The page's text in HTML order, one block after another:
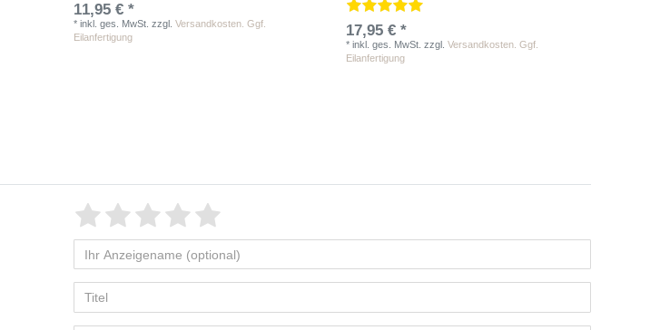
11,95 € *
* inkl. ges. MwSt. zzgl. Versandkosten. Ggf.
Eilanfertigung
17,95 € *
* inkl. ges. MwSt. zzgl. Versandkosten. Ggf.
Eilanfertigung